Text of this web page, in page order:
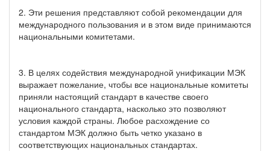
2. Эти решения представляют собой рекомендации для
международного пользования и в этом виде принимаются
национальными комитетами.
3. В целях содействия международной унификации МЭК
выражает пожелание, чтобы все национальные комитеты
приняли настоящий стандарт в качестве своего
национального стандарта, насколько это позволяют
условия каждой страны. Любое расхождение со
стандартом МЭК должно быть четко указано в
соответствующих национальных стандартах.